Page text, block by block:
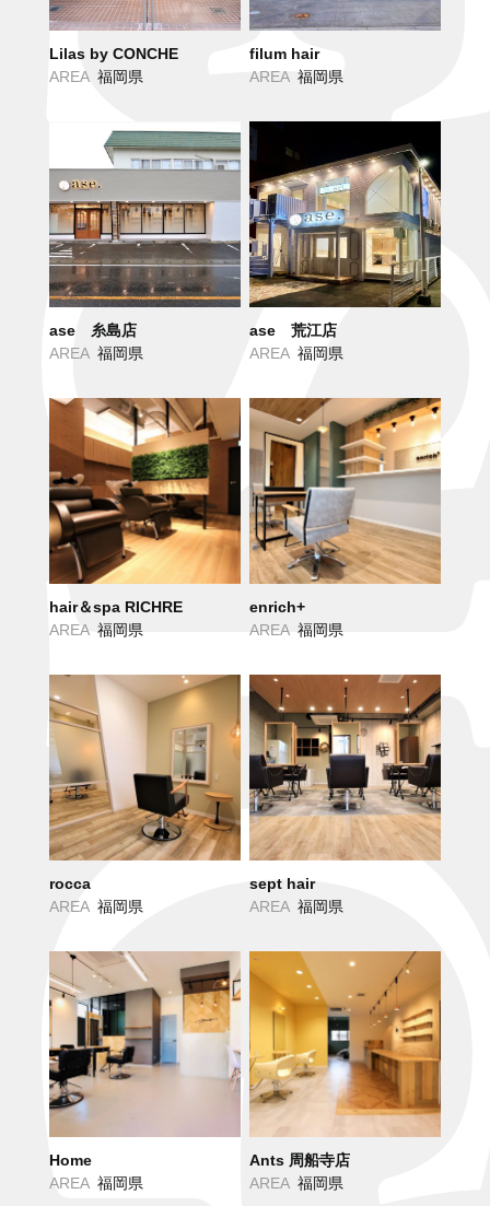
Lilas by CONCHE
AREA 福岡県
filum hair
AREA 福岡県
ase 糸島店
AREA 福岡県
ase 荒江店
AREA 福岡県
hair＆spa RICHRE
AREA 福岡県
enrich+
AREA 福岡県
rocca
AREA 福岡県
sept hair
AREA 福岡県
Home
AREA 福岡県
Ants 周船寺店
AREA 福岡県